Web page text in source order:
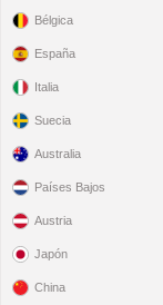
Bélgica
España
Italia
Suecia
Australia
Países Bajos
Austria
Japón
China